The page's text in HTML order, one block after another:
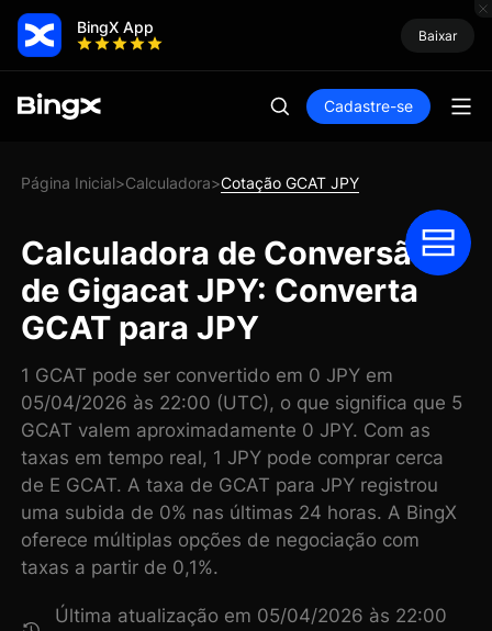
BingX App Baixar
Cadastre-se
Página Inicial>Calculadora>Cotação GCAT JPY
Calculadora de Conversão
de Gigacat JPY: Converta
GCAT para JPY
1 GCAT pode ser convertido em 0 JPY em
05/04/2026 às 22:00 (UTC), o que significa que 5
GCAT valem aproximadamente 0 JPY. Com as
taxas em tempo real, 1 JPY pode comprar cerca
de E GCAT. A taxa de GCAT para JPY registrou
uma subida de 0% nas últimas 24 horas. A BingX
oferece múltiplas opções de negociação com
taxas a partir de 0,1%.
Última atualização em 05/04/2026 às 22:00